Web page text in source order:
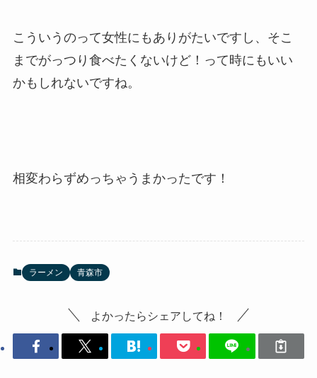
こういうのって女性にもありがたいですし、そこ
までがっつり食べたくないけど！って時にもいい
かもしれないですね。
相変わらずめっちゃうまかったです！
ラーメン 青森市
よかったらシェアしてね！